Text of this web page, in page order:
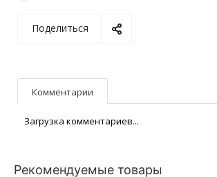
Поделиться
Комментарии
Загрузка комментариев...
Рекомендуемые товары